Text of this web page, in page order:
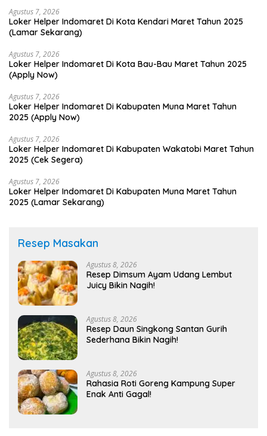
Agustus 7, 2026
Loker Helper Indomaret Di Kota Kendari Maret Tahun 2025
(Lamar Sekarang)
Agustus 7, 2026
Loker Helper Indomaret Di Kota Bau-Bau Maret Tahun 2025
(Apply Now)
Agustus 7, 2026
Loker Helper Indomaret Di Kabupaten Muna Maret Tahun
2025 (Apply Now)
Agustus 7, 2026
Loker Helper Indomaret Di Kabupaten Wakatobi Maret Tahun
2025 (Cek Segera)
Agustus 7, 2026
Loker Helper Indomaret Di Kabupaten Muna Maret Tahun
2025 (Lamar Sekarang)
Resep Masakan
Agustus 8, 2026
Resep Dimsum Ayam Udang Lembut
Juicy Bikin Nagih!
Agustus 8, 2026
Resep Daun Singkong Santan Gurih
Sederhana Bikin Nagih!
Agustus 8, 2026
Rahasia Roti Goreng Kampung Super
Enak Anti Gagal!